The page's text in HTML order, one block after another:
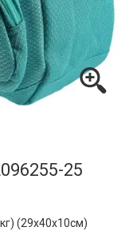
25
(29х40х10см)